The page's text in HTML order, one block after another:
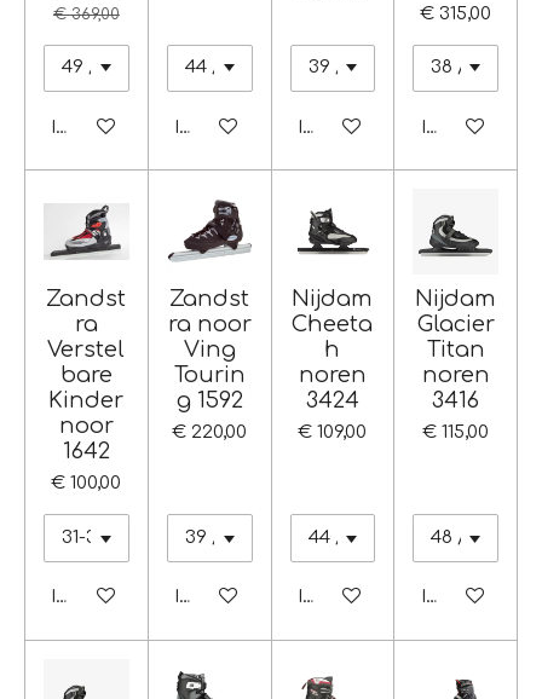
€ 369,00
In winkelwagenIn winkelwagenIn winkelwagen
€ 315,00
In
Zandst
ra
Verstel
bare
Kinder
noor
1642
€ 100,00
In winkelwagen
Zandst
ra noor
Ving
Tourin
g 1592
€ 220,00
In winkelwagen
Nijdam
Cheeta
h
noren
3424
€ 109,00
In winkelwagen
Nijdam
Glacier
Titan
noren
3416
€ 115,00
In